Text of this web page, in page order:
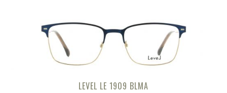
LEVEL LE 1909 BLMA